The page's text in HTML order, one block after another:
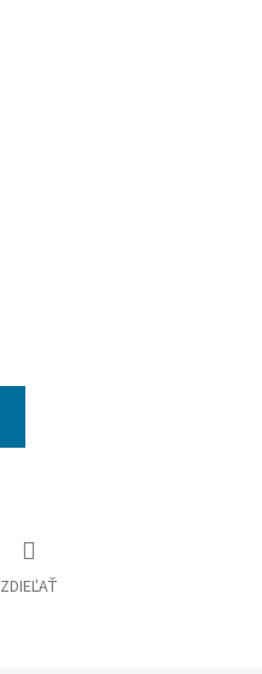
ZDIEĽAŤ